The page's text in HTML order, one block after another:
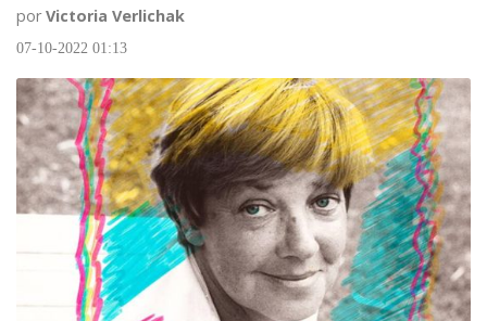
porVictoria Verlichak
07-10-2022 01:13